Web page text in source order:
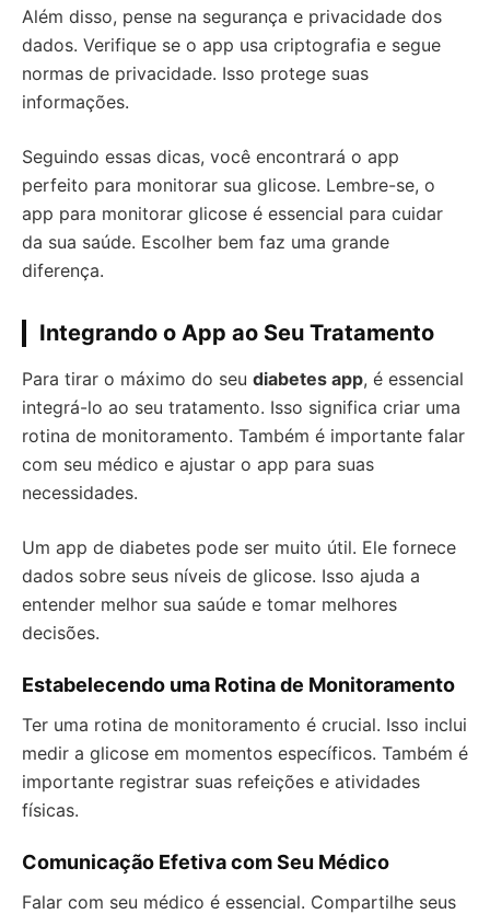
Além disso, pense na segurança e privacidade dos
dados. Verifique se o app usa criptografia e segue
normas de privacidade. Isso protege suas
informações.
Seguindo essas dicas, você encontrará o app
perfeito para monitorar sua glicose. Lembre-se, o
app para monitorar glicose é essencial para cuidar
da sua saúde. Escolher bem faz uma grande
diferença.
Integrando o App ao Seu Tratamento
Para tirar o máximo do seu diabetes app, é essencial
integrá-lo ao seu tratamento. Isso significa criar uma
rotina de monitoramento. Também é importante falar
com seu médico e ajustar o app para suas
necessidades.
Um app de diabetes pode ser muito útil. Ele fornece
dados sobre seus níveis de glicose. Isso ajuda a
entender melhor sua saúde e tomar melhores
decisões.
Estabelecendo uma Rotina de Monitoramento
Ter uma rotina de monitoramento é crucial. Isso inclui
medir a glicose em momentos específicos. Também é
importante registrar suas refeições e atividades
físicas.
Comunicação Efetiva com Seu Médico
Falar com seu médico é essencial. Compartilhe seus